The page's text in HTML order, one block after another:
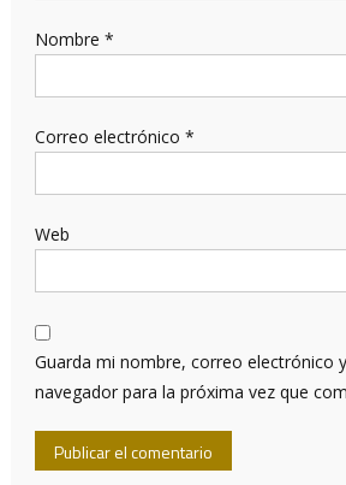
Nombre *
Correo electrónico *
Web
Guarda mi nombre, correo electrónico
navegador para la próxima vez que